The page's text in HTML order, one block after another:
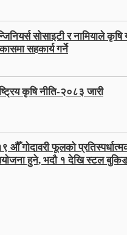
सोसाइटी र नामियाले
सहकार्य गर्ने
कृषि नीति-२०८३ जारी
औँ गोदावरी फूलको
हुने, भदौ १ देखि स्टल